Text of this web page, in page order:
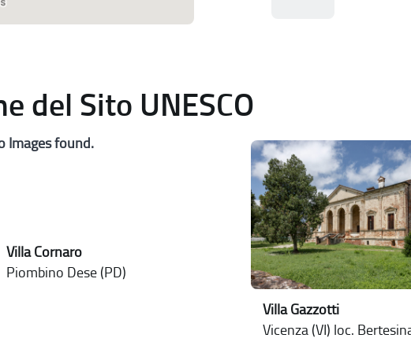
del Sito UNESCO
Images found.
Villa Cornaro
Piombino Dese (PD)
Villa Gazzotti
Vicenza (VI) loc.